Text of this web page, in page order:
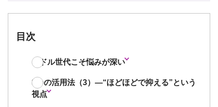
目次
ミドル世代こそ悩みが深い
3つの活用法（3）—“ほどほどで抑える”という
視点